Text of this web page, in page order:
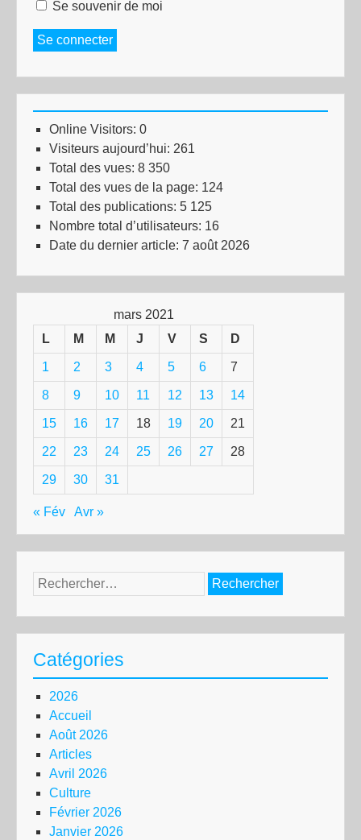
Se souvenir de moi
Se connecter
Online Visitors: 0
Visiteurs aujourd’hui: 261
Total des vues: 8 350
Total des vues de la page: 124
Total des publications: 5 125
Nombre total d’utilisateurs: 16
Date du dernier article: 7 août 2026
mars 2021
L
M M J V S D
1 2 3 4 5 6 7
8 9 10 11 12 13 14
15 16 17 18 19 20 21
22 23 24 25 26 27 28
29 30 31
« Fév Avr »
Rechercher :
Catégories
2026
Accueil
Août 2026
Articles
Avril 2026
Culture
Février 2026
Janvier 2026